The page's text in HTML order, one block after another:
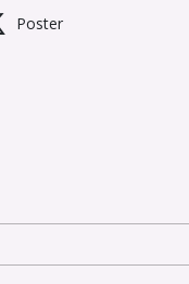
Poster